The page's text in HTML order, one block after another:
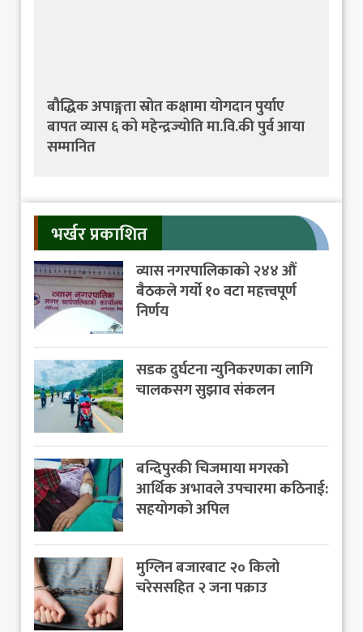
बौद्धिक अपाङ्गता स्रोत कक्षामा योगदान पुर्याए
बापत व्यास ६ को महेन्द्रज्योति मा.वि.की पुर्व आया
सम्मानित
भर्खर प्रकाशित
व्यास नगरपालिकाको २४४ औं
बैठकले गर्यो १० वटा महत्त्वपूर्ण
निर्णय
सडक दुर्घटना न्युनिकरणका लागि
चालकसग सुझाव संकलन
बन्दिपुरकी चिजमाया मगरको
आर्थिक अभावले उपचारमा कठिनाई:
सहयोगको अपिल
मुग्लिन बजारबाट २० किलो
चरेससहित २ जना पक्राउ